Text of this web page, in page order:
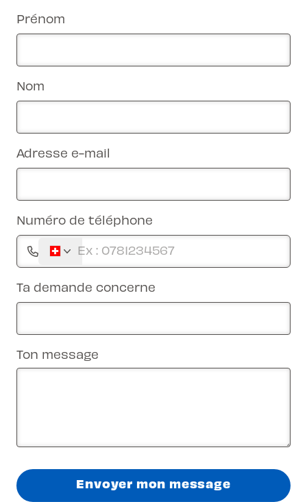
Prénom
Nom
Adresse e-mail
Numéro de téléphone
Ta demande concerne
Ton message
Envoyer mon message